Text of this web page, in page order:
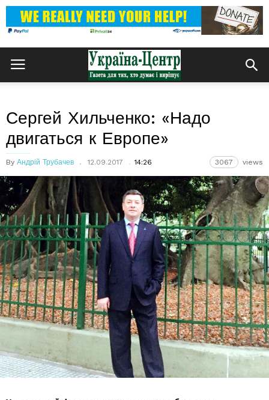
Сергей Хильченко: «Надо
двигаться к Европе»
By Андрій Трубачев 12.09.2017 14:26 3067 views